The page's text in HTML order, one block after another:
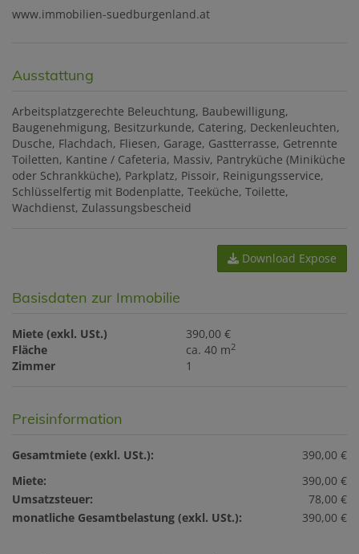
www.immobilien-suedburgenland.at
Ausstattung
Arbeitsplatzgerechte Beleuchtung Baubewilligung
Baugenehmigung Besitzurkunde Catering Deckenleuchten
Dusche Flachdach Fliesen Garage Gastterrasse Getrennte
Toiletten Kantine / Cafeteria Massiv Pantryküche (Miniküche
oder Schrankküche) Parkplatz Pissoir Reinigungsservice
Schlüsselfertig mit Bodenplatte Teeküche Toilette
Wachdienst Zulassungsbescheid
Download Expose
Basisdaten zur Immobilie
Miete (exkl. USt.)
390,00 €
Fläche
ca. 40 m2
Zimmer 1
Preisinformation
Gesamtmiete (exkl. USt.):
390,00 €
Miete:
390,00 €
Umsatzsteuer:
78,00 €
monatliche Gesamtbelastung (exkl. USt.):
390,00 €